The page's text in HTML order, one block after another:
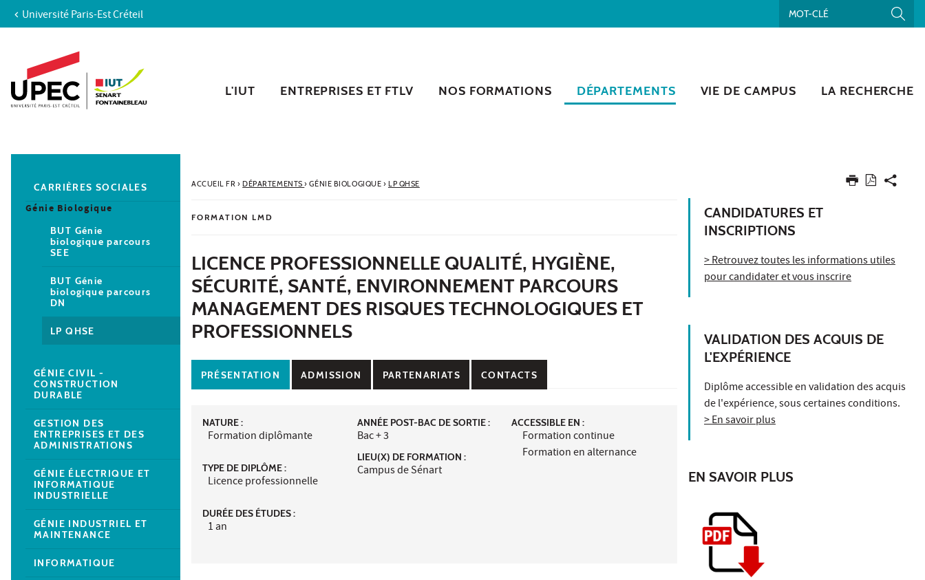
Aller au contenu
Accès directs
Recherche
Navigation secondaire
Université Paris-Est Créteil
L'IUT ENTREPRISES ET FTLV NOS FORMATIONS DÉPARTEMENTS VIE DE CAMPUS LA RECHERCHE
ACCUEIL FR› DÉPARTEMENTS› GÉNIE BIOLOGIQUE › LP QHSE
FORMATION LMD
LICENCE PROFESSIONNELLE QUALITÉ, HYGIÈNE,
SÉCURITÉ, SANTÉ, ENVIRONNEMENT PARCOURS
MANAGEMENT DES RISQUES TECHNOLOGIQUES ET
PROFESSIONNELS
PRÉSENTATION ADMISSION PARTENARIATS CONTACTS
NATURE :
Formation diplômante
TYPE DE DIPLÔME :
Licence professionnelle
DURÉE DES ÉTUDES :
1 an
ANNÉE POST-BAC DE SORTIE :
Bac + 3
LIEU(X) DE FORMATION :
Campus de Sénart
ACCESSIBLE EN :
Formation continue
Formation en alternance
CANDIDATURES ET
INSCRIPTIONS
> Retrouvez toutes les informations utiles
pour candidater et vous inscrire
VALIDATION DES ACQUIS DE
L'EXPÉRIENCE
Diplôme accessible en validation des acquis
de l'expérience, sous certaines conditions.
> En savoir plus
EN SAVOIR PLUS
CARRIÈRES SOCIALES
Génie Biologique
BUT Génie
biologique parcours
SEE
BUT Génie
biologique parcours
DN
LP QHSE
GÉNIE CIVIL -
CONSTRUCTION
DURABLE
GESTION DES
ENTREPRISES ET DES
ADMINISTRATIONS
GÉNIE ÉLECTRIQUE ET
INFORMATIQUE
INDUSTRIELLE
GÉNIE INDUSTRIEL ET
MAINTENANCE
INFORMATIQUE